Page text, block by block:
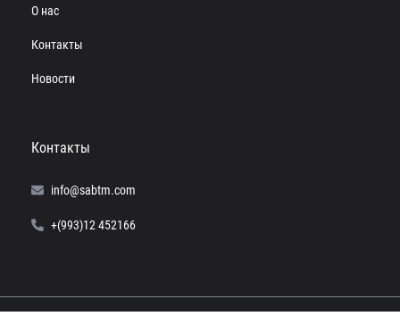
О нас
Контакты
Новости
Контакты
info@sabtm.com
+(993)12 452166